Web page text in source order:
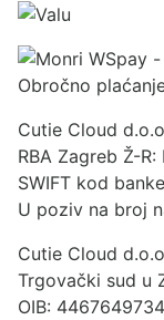
Obročno
Cutie Cloud
RBA Zagreb Ž-
SWIFT kod
U poziv na broj
Cutie Cloud
Trgovački sud u
OIB: